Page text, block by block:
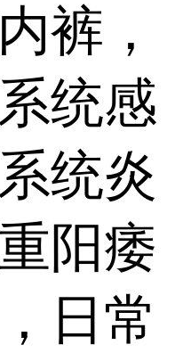
裤，
统感
统炎
阳痿
日常